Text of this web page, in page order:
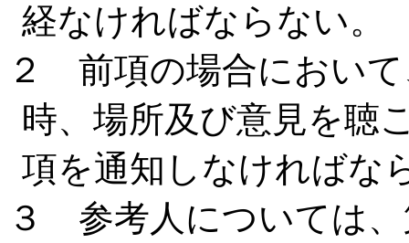
経なければならない。
２ 前項の場合におい
時、場所及び意見を聴
項を通知しなければな
３ 参考人については、